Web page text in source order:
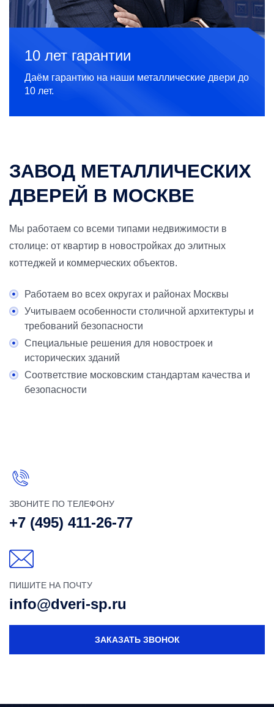
10 лет гарантии
Даём гарантию на наши металлические двери до
10 лет.
ЗАВОД МЕТАЛЛИЧЕСКИХ
ДВЕРЕЙ В МОСКВЕ
Мы работаем со всеми типами недвижимости в
столице: от квартир в новостройках до элитных
коттеджей и коммерческих объектов.
Работаем во всех округах и районах Москвы
Учитываем особенности столичной архитектуры и
требований безопасности
Специальные решения для новостроек и
исторических зданий
Соответствие московским стандартам качества и
безопасности
ЗВОНИТЕ ПО ТЕЛЕФОНУ
+7 (495) 411-26-77
ПИШИТЕ НА ПОЧТУ
info@dveri-sp.ru
ЗАКАЗАТЬ ЗВОНОК